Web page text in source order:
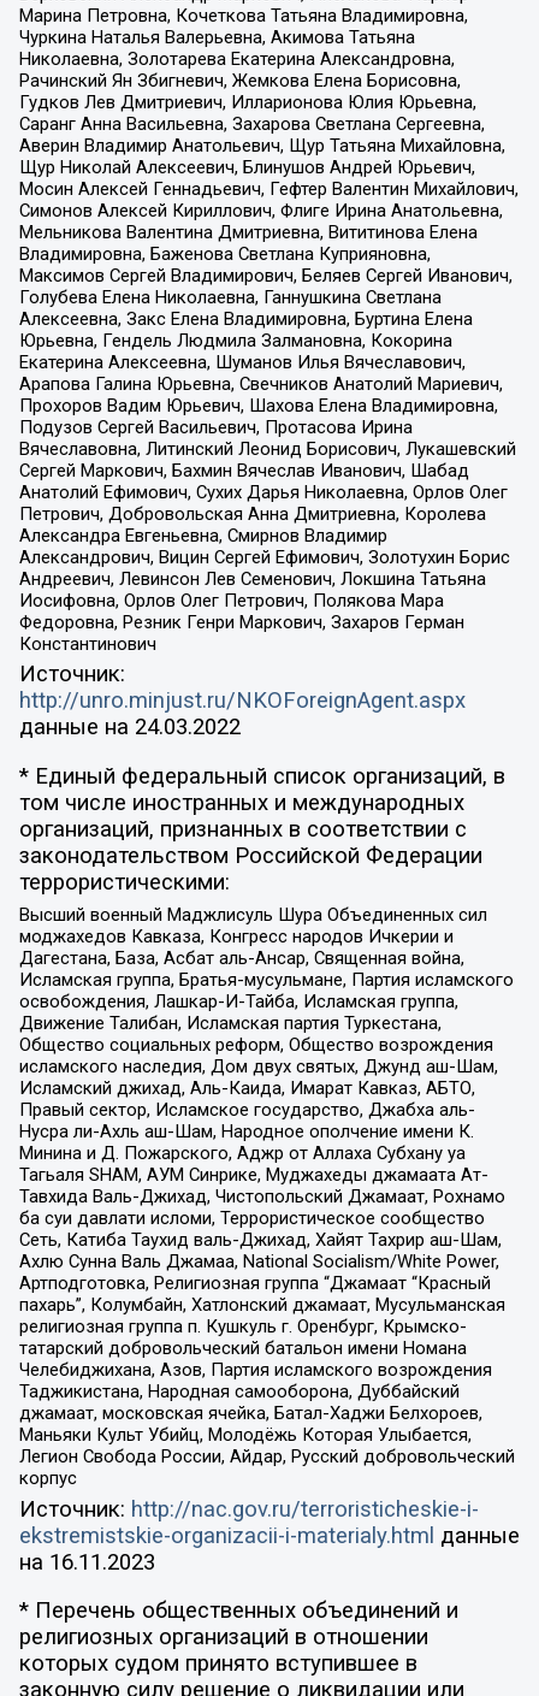
Марина Петровна, Кочеткова Татьяна Владимировна,
Чуркина Наталья Валерьевна, Акимова Татьяна
Николаевна, Золотарева Екатерина Александровна,
Рачинский Ян Збигневич, Жемкова Елена Борисовна,
Гудков Лев Дмитриевич, Илларионова Юлия Юрьевна,
Саранг Анна Васильевна, Захарова Светлана Сергеевна,
Аверин Владимир Анатольевич, Щур Татьяна Михайловна,
Щур Николай Алексеевич, Блинушов Андрей Юрьевич,
Мосин Алексей Геннадьевич, Гефтер Валентин Михайлович,
Симонов Алексей Кириллович, Флиге Ирина Анатольевна,
Мельникова Валентина Дмитриевна, Вититинова Елена
Владимировна, Баженова Светлана Куприяновна,
Максимов Сергей Владимирович, Беляев Сергей Иванович,
Голубева Елена Николаевна, Ганнушкина Светлана
Алексеевна, Закс Елена Владимировна, Буртина Елена
Юрьевна, Гендель Людмила Залмановна, Кокорина
Екатерина Алексеевна, Шуманов Илья Вячеславович,
Арапова Галина Юрьевна, Свечников Анатолий Мариевич,
Прохоров Вадим Юрьевич, Шахова Елена Владимировна,
Подузов Сергей Васильевич, Протасова Ирина
Вячеславовна, Литинский Леонид Борисович, Лукашевский
Сергей Маркович, Бахмин Вячеслав Иванович, Шабад
Анатолий Ефимович, Сухих Дарья Николаевна, Орлов Олег
Петрович, Добровольская Анна Дмитриевна, Королева
Александра Евгеньевна, Смирнов Владимир
Александрович, Вицин Сергей Ефимович, Золотухин Борис
Андреевич, Левинсон Лев Семенович, Локшина Татьяна
Иосифовна, Орлов Олег Петрович, Полякова Мара
Федоровна, Резник Генри Маркович, Захаров Герман
Константинович
Источник:
http://unro.minjust.ru/NKOForeignAgent.aspx
данные на 24.03.2022
* Единый федеральный список организаций, в
том числе иностранных и международных
организаций, признанных в соответствии с
законодательством Российской Федерации
террористическими:
Высший военный Маджлисуль Шура Объединенных сил
моджахедов Кавказа, Конгресс народов Ичкерии и
Дагестана, База, Асбат аль-Ансар, Священная война,
Исламская группа, Братья-мусульмане, Партия исламского
освобождения, Лашкар-И-Тайба, Исламская группа,
Движение Талибан, Исламская партия Туркестана,
Общество социальных реформ, Общество возрождения
исламского наследия, Дом двух святых, Джунд аш-Шам,
Исламский джихад, Аль-Каида, Имарат Кавказ, АБТО,
Правый сектор, Исламское государство, Джабха аль-
Нусра ли-Ахль аш-Шам, Народное ополчение имени К.
Минина и Д. Пожарского, Аджр от Аллаха Субхану уа
Тагьаля SHAM, АУМ Синрике, Муджахеды джамаата Ат-
Тавхида Валь-Джихад, Чистопольский Джамаат, Рохнамо
ба суи давлати исломи, Террористическое сообщество
Сеть, Катиба Таухид валь-Джихад, Хайят Тахрир аш-Шам,
Ахлю Сунна Валь Джамаа, National Socialism/White Power,
Артподготовка, Религиозная группа “Джамаат “Красный
пахарь”, Колумбайн, Хатлонский джамаат, Мусульманская
религиозная группа п. Кушкуль г. Оренбург, Крымско-
татарский добровольческий батальон имени Номана
Челебиджихана, Азов, Партия исламского возрождения
Таджикистана, Народная самооборона, Дуббайский
джамаат, московская ячейка, Батал-Хаджи Белхороев,
Маньяки Культ Убийц, Молодёжь Которая Улыбается,
Легион Свобода России, Айдар, Русский добровольческий
корпус
Источник: http://nac.gov.ru/terroristicheskie-i-
ekstremistskie-organizacii-i-materialy.html данные
на 16.11.2023
* Перечень общественных объединений и
религиозных организаций в отношении
которых судом принято вступившее в
законную силу решение о ликвидации или